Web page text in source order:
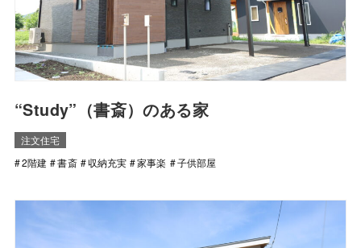
“Study”（書斎）のある家
注文住宅
2階建
書斎 収納充実 家事楽 子供部屋